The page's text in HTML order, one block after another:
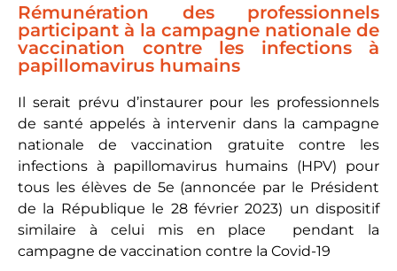
Rémunération des professionnels
participant à la campagne nationale de
vaccination contre les infections à
papillomavirus humains
Il serait prévu d’instaurer pour les professionnels
de santé appelés à intervenir dans la campagne
nationale de vaccination gratuite contre les
infections à papillomavirus humains (HPV) pour
tous les élèves de 5e (annoncée par le Président
de la République le 28 février 2023) un dispositif
similaire à celui mis en place pendant la
campagne de vaccination contre la Covid-19